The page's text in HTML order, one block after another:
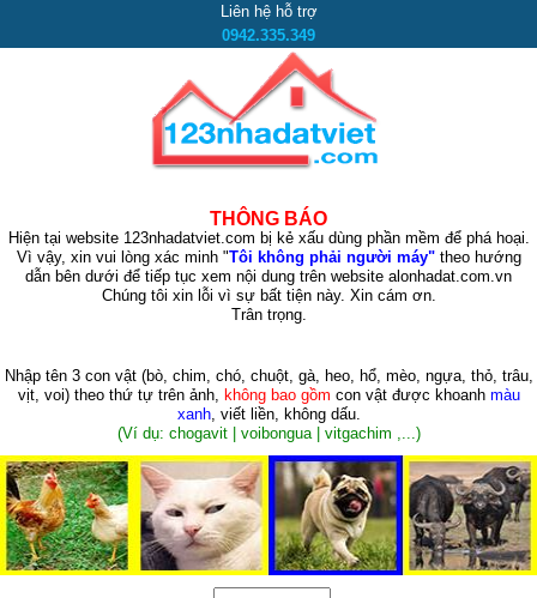
Liên hệ hỗ trợ
0942.335.349
THÔNG BÁO
Hiện tại website 123nhadatviet.com bị kẻ xấu dùng phần mềm để phá hoại.
Vì vậy, xin vui lòng xác minh "Tôi không phải người máy"theo hướng
dẫn bên dưới để tiếp tục xem nội dung trên website alonhadat.com.vn
Chúng tôi xin lỗi vì sự bất tiện này. Xin cám ơn.
Trân trọng.
Nhập tên 3 con vật (bò, chim, chó, chuột, gà, heo, hổ, mèo, ngựa, thỏ, trâu,
vịt, voi)theo thứ tự trên ảnh, không bao gồm con vật được khoanh màu
xanh, viết liền, không dấu.
(Ví dụ: chogavit | voibongua | vitgachim ,...)